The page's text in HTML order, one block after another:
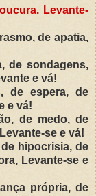
Levante-
de apatia,
de sondagens,
e vá!
de espera, de
e vá!
, de medo, de
se e vá!
hipocrisia, de
Levante-se e
própria, de